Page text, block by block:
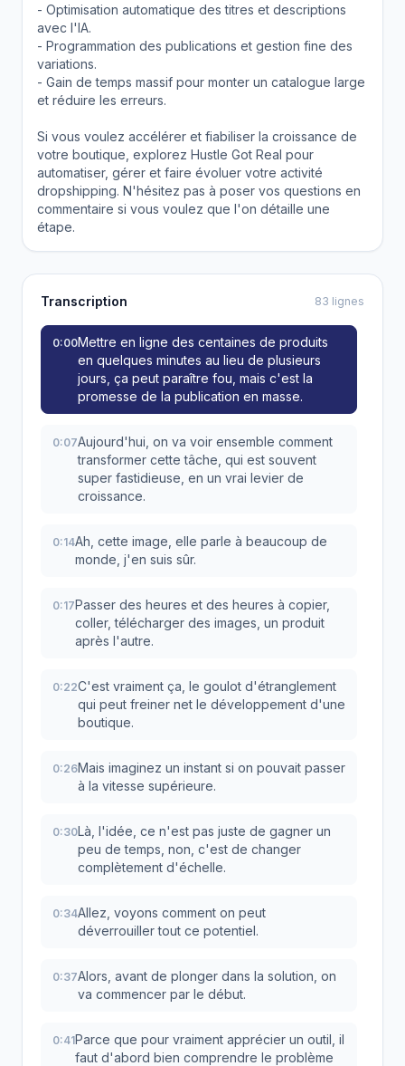
- Optimisation automatique des titres et descriptions
avec l'IA.
- Programmation des publications et gestion fine des
variations.
- Gain de temps massif pour monter un catalogue large
et réduire les erreurs.
Si vous voulez accélérer et fiabiliser la croissance de
votre boutique, explorez Hustle Got Real pour
automatiser, gérer et faire évoluer votre activité
dropshipping. N'hésitez pas à poser vos questions en
commentaire si vous voulez que l'on détaille une
étape.
Transcription 83 lignes
0:00Mettre en ligne des centaines de produits
en quelques minutes au lieu de plusieurs
jours, ça peut paraître fou, mais c'est la
promesse de la publication en masse.
0:07Aujourd'hui, on va voir ensemble comment
transformer cette tâche, qui est souvent
super fastidieuse, en un vrai levier de
croissance.
0:14Ah, cette image, elle parle à beaucoup de
monde, j'en suis sûr.
0:17Passer des heures et des heures à copier,
coller, télécharger des images, un produit
après l'autre.
0:22C'est vraiment ça, le goulot d'étranglement
qui peut freiner net le développement d'une
boutique.
0:26Mais imaginez un instant si on pouvait passer
à la vitesse supérieure.
0:30Là, l'idée, ce n'est pas juste de gagner un
peu de temps, non, c'est de changer
complètement d'échelle.
0:34Allez, voyons comment on peut
déverrouiller tout ce potentiel.
0:37Alors, avant de plonger dans la solution, on
va commencer par le début.
0:41Parce que pour vraiment apprécier un outil, il
faut d'abord bien comprendre le problème